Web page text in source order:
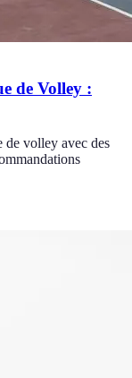
de Volley :
de volley avec des